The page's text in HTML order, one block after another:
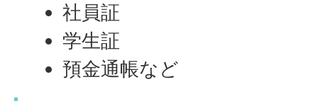
社員証
学生証
預金通帳など